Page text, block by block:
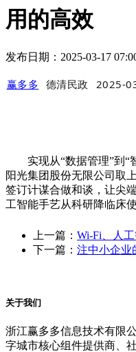
用的高效
发布日期：2025-03-17
赢多多 德清民政 2025-
实现从“数据管理”到“
阳光集团股份无限公司取
签订计谋合做和谈，让尖
工智能手艺从科研降临床
上一篇： Wi-Fi、人
下一篇： 注中小企业
关于我们
浙江赢多多信息技术有限
字城市核心组件提供商、